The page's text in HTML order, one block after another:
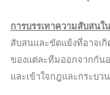
การบรรเทาความสับสนใ
สับสนและขัดแย้งที่อาจเ
ของแต่ละทีมออกจากกัน
และเข้าใจกฎและกระบว